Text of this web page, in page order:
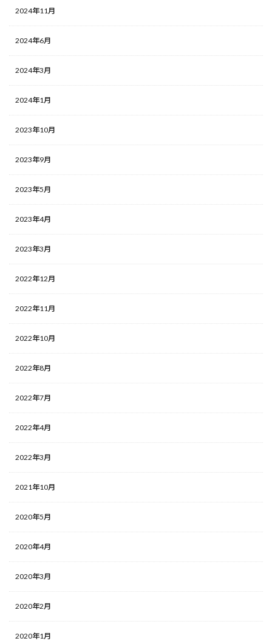
2024年11月
2024年6月
2024年3月
2024年1月
2023年10月
2023年9月
2023年5月
2023年4月
2023年3月
2022年12月
2022年11月
2022年10月
2022年8月
2022年7月
2022年4月
2022年3月
2021年10月
2020年5月
2020年4月
2020年3月
2020年2月
2020年1月